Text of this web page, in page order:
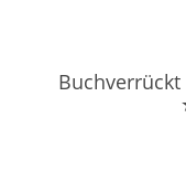
Buchverrückt